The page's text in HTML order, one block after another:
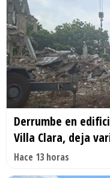
Derrumbe en
Villa Clara, deja
Hace 13 horas